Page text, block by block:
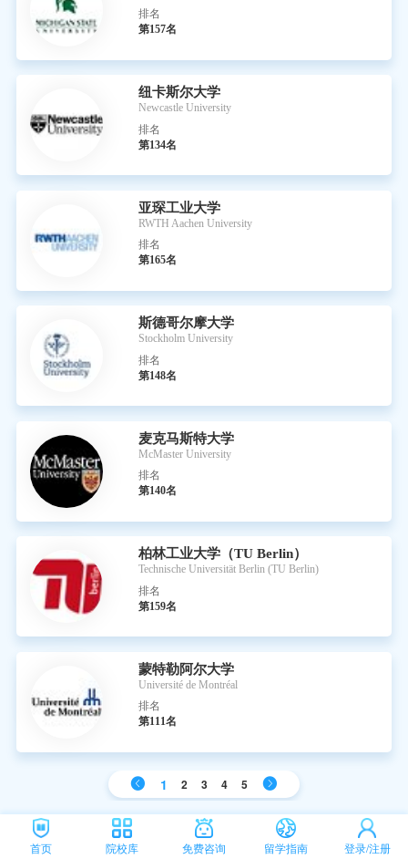
排名
第157名
纽卡斯尔大学
Newcastle University
排名
第134名
亚琛工业大学
RWTH Aachen University
排名
第165名
斯德哥尔摩大学
Stockholm University
排名
第148名
麦克马斯特大学
McMaster University
排名
第140名
柏林工业大学（TU Berlin）
Technische Universität Berlin (TU Berlin)
排名
第159名
蒙特勒阿尔大学
Université de Montréal
排名
第111名
1 2 3 4 5
首页 院校库 免费咨询 留学指南 登录/注册